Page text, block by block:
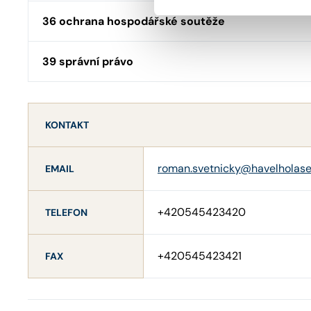
36 ochrana hospodářské soutěže
39 správní právo
KONTAKT
EMAIL
TELEFON +420545423420
FAX +420545423421